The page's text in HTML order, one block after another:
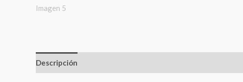
Descripción